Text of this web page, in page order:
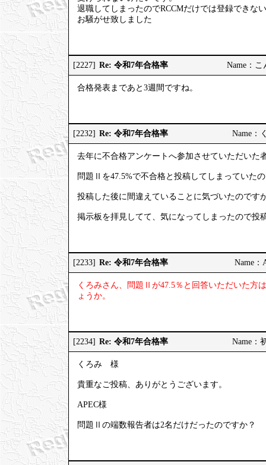
退職してしまったのでRCCMだけでは登録できな
お騒がせ致しました
[2227] Re: 令和7年合格率 Name：
合格発表まであと3週間ですね。
[2232] Re: 令和7年合格率 Name：
去年に不合格アンケートへ参加させていただいた
問題Ⅱを47.5%で不合格と投稿してしまっていた
投稿した後に間違えていることに気づいたのです
掲示板を拝見してて、気になってしまったので投
[2233] Re: 令和7年合格率 Name：
くろみさん、問題Ⅱが47.5％と回答いただいた方
ょうか。
[2234] Re: 令和7年合格率 Name：
くろみ 様
貴重なご投稿、ありがとうございます。
APEC様
問題Ⅱの端数報告者は2名だけだったのですか？